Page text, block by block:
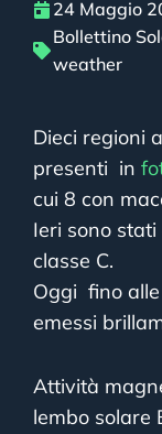
24 Maggio
Bollettino
weather
Dieci regioni
presenti in
cui 8 con
Ieri sono stati
classe C.
Oggi fino alle
emessi
Attività
lembo solare